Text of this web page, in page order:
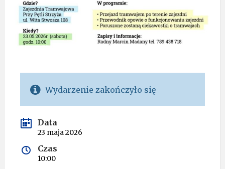
Wydarzenie zakończyło się
Data
23 maja 2026
Czas
10:00